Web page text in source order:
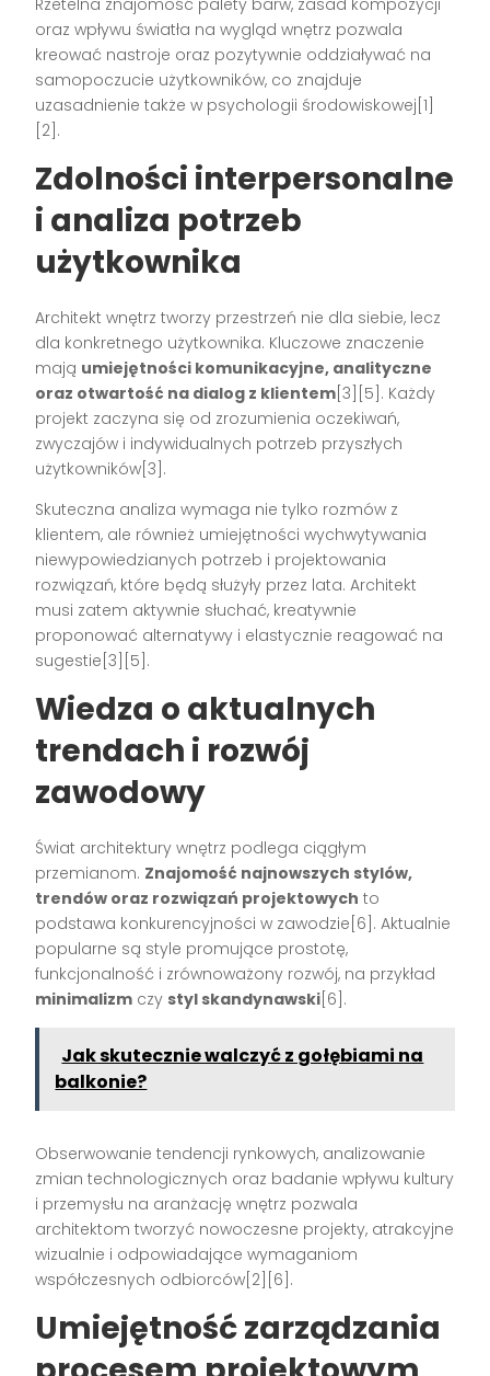
oraz wpływu światła na wygląd wnętrz pozwala
kreować nastroje oraz pozytywnie oddziaływać na
samopoczucie użytkowników, co znajduje
uzasadnienie także w psychologii środowiskowej[1]
[2].
Zdolności interpersonalne
i analiza potrzeb
użytkownika
Architekt wnętrz tworzy przestrzeń nie dla siebie, lecz
dla konkretnego użytkownika. Kluczowe znaczenie
mają umiejętności komunikacyjne, analityczne
oraz otwartość na dialog z klientem[3][5]. Każdy
projekt zaczyna się od zrozumienia oczekiwań,
zwyczajów i indywidualnych potrzeb przyszłych
użytkowników[3].
Skuteczna analiza wymaga nie tylko rozmów z
klientem, ale również umiejętności wychwytywania
niewypowiedzianych potrzeb i projektowania
rozwiązań, które będą służyły przez lata. Architekt
musi zatem aktywnie słuchać, kreatywnie
proponować alternatywy i elastycznie reagować na
sugestie[3][5].
Wiedza o aktualnych
trendach i rozwój
zawodowy
Świat architektury wnętrz podlega ciągłym
przemianom. Znajomość najnowszych stylów,
trendów oraz rozwiązań projektowych to
podstawa konkurencyjności w zawodzie[6]. Aktualnie
popularne są style promujące prostotę,
funkcjonalność i zrównoważony rozwój, na przykład
minimalizm czy styl skandynawski[6].
Jak skutecznie walczyć z gołębiami na
balkonie?
Obserwowanie tendencji rynkowych, analizowanie
zmian technologicznych oraz badanie wpływu kultury
i przemysłu na aranżację wnętrz pozwala
architektom tworzyć nowoczesne projekty, atrakcyjne
wizualnie i odpowiadające wymaganiom
współczesnych odbiorców[2][6].
Umiejętność zarządzania